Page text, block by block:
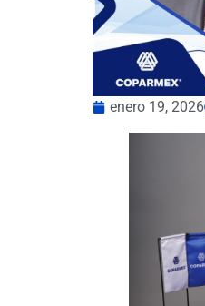
enero 19, 2026